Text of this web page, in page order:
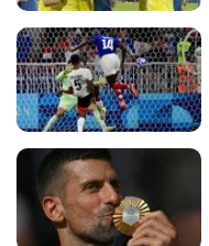
• ท่องเที่ยว
• กีฬา
• ต่างประเทศ
•
Special Scoop
•
เศรษฐกิจ-ธุรกิจ
จีน